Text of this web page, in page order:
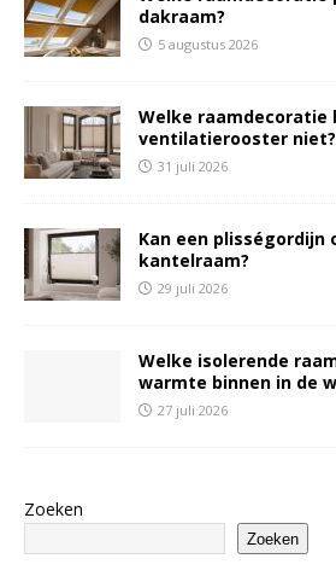
dakraam?
5 augustus 2026
Welke raamdecoratie
ventilatierooster niet?
31 juli 2026
Kan een plisségordijn
kantelraam?
29 juli 2026
Welke isolerende
warmte binnen in de
27 juli 2026
Zoeken
Zoeken